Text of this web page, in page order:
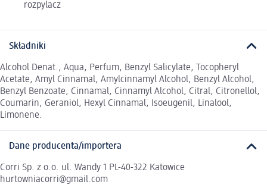
rozpylacz
Składniki
Alcohol Denat., Aqua, Perfum, Benzyl Salicylate, Tocopheryl
Acetate, Amyl Cinnamal, Amylcinnamyl Alcohol, Benzyl Alcohol,
Benzyl Benzoate, Cinnamal, Cinnamyl Alcohol, Citral, Citronellol,
Coumarin, Geraniol, Hexyl Cinnamal, Isoeugenil, Linalool,
Limonene.
Dane producenta/importera
Corri Sp. z o.o. ul. Wandy 1 PL-40-322 Katowice
hurtowniacorri@gmail.com